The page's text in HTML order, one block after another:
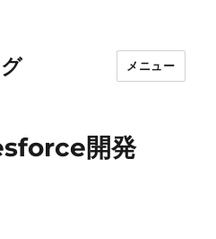
メニュー
開発